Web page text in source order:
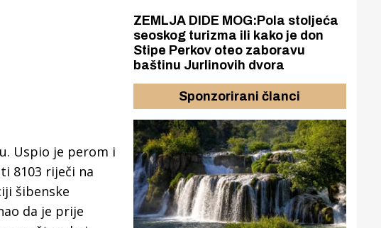
Uspio je perom i
8103 riječi na
šibenske
da je prije
ZEMLJA DIDE MOG:Pola stoljeća
seoskog turizma ili kako je don
Stipe Perkov oteo zaboravu
baštinu Jurlinovih dvora
Sponzorirani članci